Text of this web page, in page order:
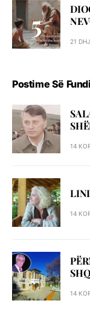
21
Postime Së Fundi
14
14
14